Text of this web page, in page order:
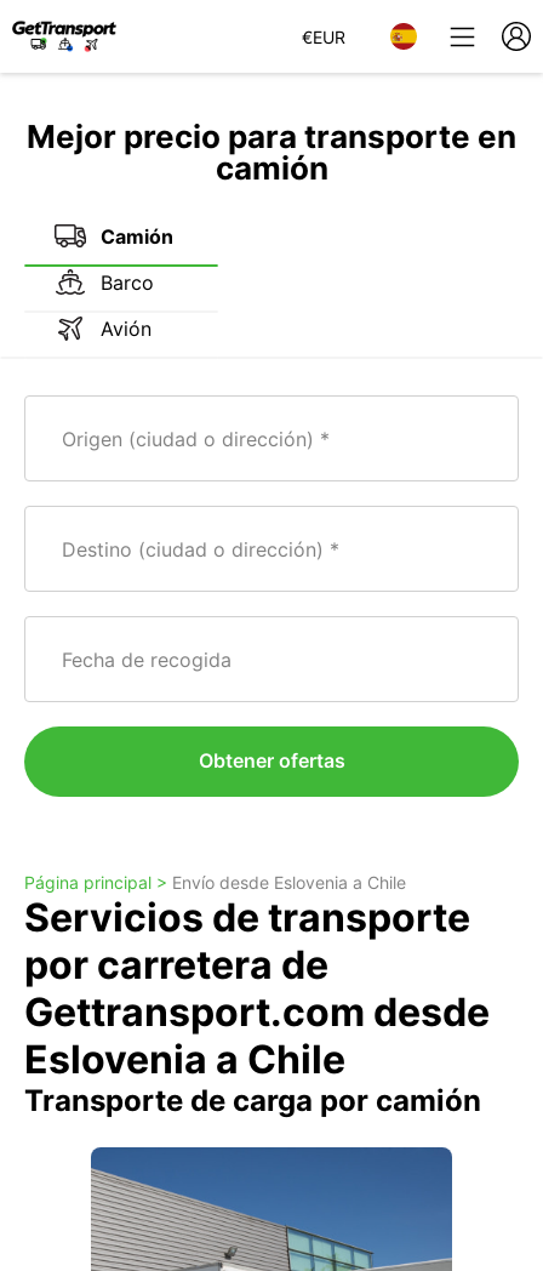
€EUR
Mejor precio para transporte en
camión
Camión
Barco
Avión
Origen (ciudad o dirección)
Destino (ciudad o dirección)
Fecha de recogida
Obtener ofertas
Página principal > Envío desde Eslovenia a Chile
Servicios de transporte
por carretera de
Gettransport.com desde
Eslovenia a Chile
Transporte de carga por camión